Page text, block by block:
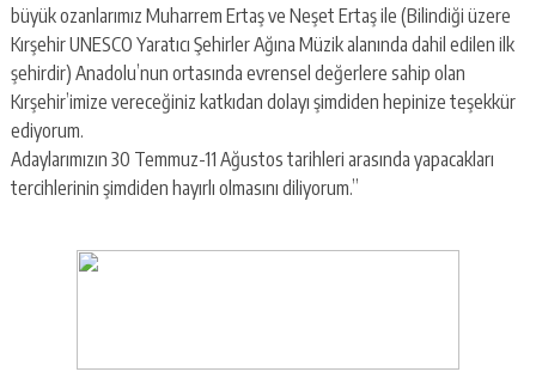
büyük ozanlarımız Muharrem Ertaş ve Neşet Ertaş ile (Bilindiği üzere
Kırşehir UNESCO Yaratıcı Şehirler Ağına Müzik alanında dahil edilen ilk
şehirdir) Anadolu’nun ortasında evrensel değerlere sahip olan
Kırşehir’imize vereceğiniz katkıdan dolayı şimdiden hepinize teşekkür
ediyorum.
Adaylarımızın 30 Temmuz-11 Ağustos tarihleri arasında yapacakları
tercihlerinin şimdiden hayırlı olmasını diliyorum.”